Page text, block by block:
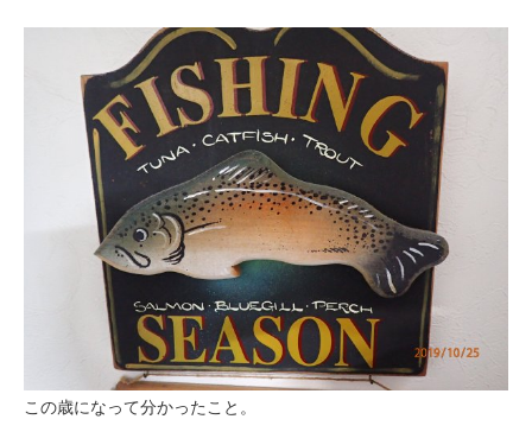
この歳になって分かったこと。